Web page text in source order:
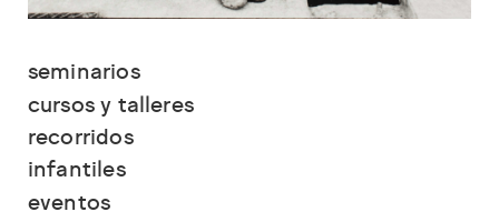
seminarios
cursos y talleres
recorridos
infantiles
eventos